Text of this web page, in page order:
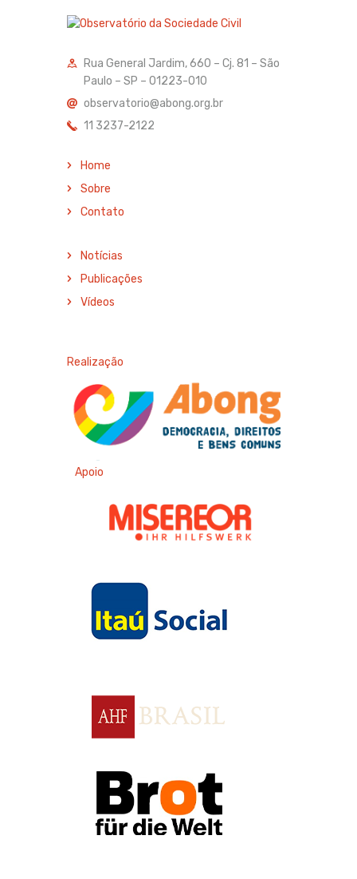
Rua General Jardim, 660 – Cj. 81 – São
Paulo – SP – 01223-010
observatorio@abong.org.br
11 3237-2122
Home
Sobre
Contato
Notícias
Publicações
Vídeos
Realização
Apoio